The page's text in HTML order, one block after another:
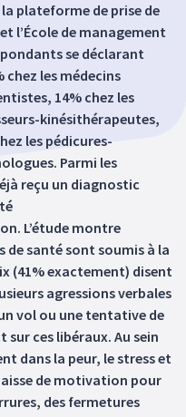
plateforme de prise de
l’École de management
se déclarant
les médecins
14% chez les
kinésithérapeutes,
les pédicures-
Parmi les
reçu un diagnostic
L’étude montre
de santé sont soumis à la
(41% exactement) disent
agressions verbales
vol ou une tentative de
ces libéraux. Au sein
dans la peur, le stress et
de motivation pour
des fermetures